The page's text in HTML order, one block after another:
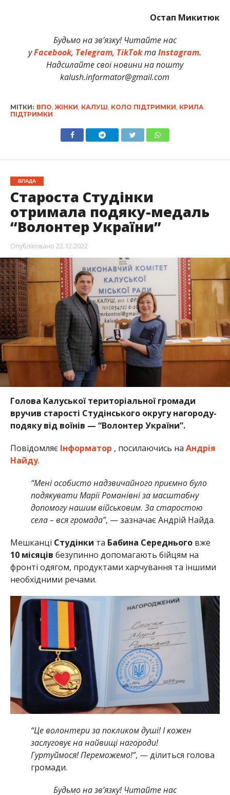
Остап Микитюк
Будьмо на зв’язку! Читайте нас
уFacebook, Telegram, TikTokтаInstagram.
Надсилайте свої новини на пошту
kalush.informator@gmail.com
МІТКИ: ВПО, ЖІНКИ, КАЛУШ, КОЛО ПІДТРИМКИ, КРИЛА
ПІДТРИМКИ
ВЛАДА
Староста Студінки
отримала подяку-медаль
“Волонтер України”
Опубліковано 22.12.2022
Голова Калуської територіальної громади
вручив старості Студінського округу нагороду-
подяку від воїнів — “Волонтер України”.
Повідомляє Інформатор , посилаючись на Андрія
Найду.
“Мені особисто надзвичайного приємно було
подякувати Марії Романівні за масштабну
допомогу нашим військовим. За старостою
села – вся громада”, — зазначає Андрій Найда.
Мешканці Студінки та Бабина Середньоговже
10 місяців безупинно допомагають бійцям на
фронті одягом, продуктами харчування та іншими
необхідними речами.
“Це волонтери за покликом душі! І кожен
заслуговує на найвищі нагороди!
Гуртуймося! Переможемо!”, — ділиться голова
громади.
Будьмо на зв’язку! Читайте нас